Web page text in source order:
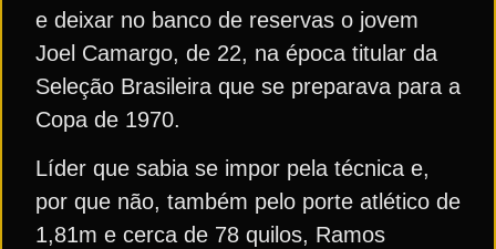
e deixar no banco de reservas o jovem
Joel Camargo, de 22, na época titular da
Seleção Brasileira que se preparava para a
Copa de 1970.
Líder que sabia se impor pela técnica e,
por que não, também pelo porte atlético de
1,81m e cerca de 78 quilos, Ramos